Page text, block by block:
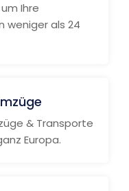
Ihre
weniger als 24
& Transporte
Europa.